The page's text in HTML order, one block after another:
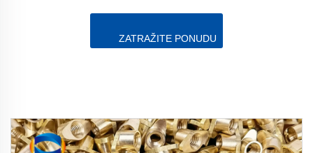
ZATRAŽITE PONUDU